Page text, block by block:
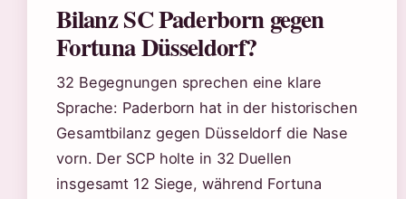
Bilanz SC Paderborn gegen
Fortuna Düsseldorf?
32 Begegnungen sprechen eine klare
Sprache: Paderborn hat in der historischen
Gesamtbilanz gegen Düsseldorf die Nase
vorn. Der SCP holte in 32 Duellen
insgesamt 12 Siege, während Fortuna